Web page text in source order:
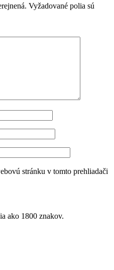
Vyžadované polia sú
stránku v tomto prehliadači
ako 1800 znakov.